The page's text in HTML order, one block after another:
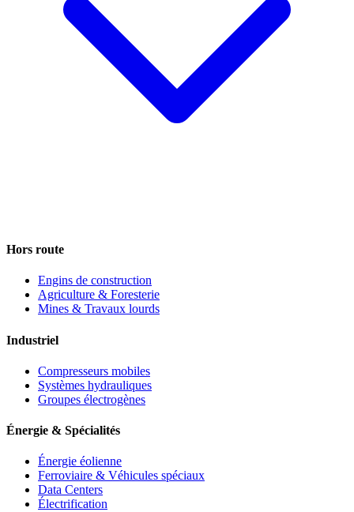
Hors route
Engins de construction
Agriculture & Foresterie
Mines & Travaux lourds
Industriel
Compresseurs mobiles
Systèmes hydrauliques
Groupes électrogènes
Énergie & Spécialités
Énergie éolienne
Ferroviaire & Véhicules spéciaux
Data Centers
Électrification